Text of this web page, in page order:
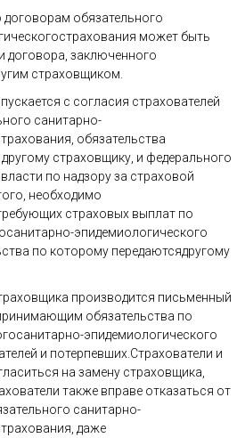
обязательного
может быть
договора, заключенного
страховщиком.
с согласия страхователей
санитарно-
обязательства
страховщику, и федерального
по надзору за страховой
необходимо
страховых выплат по
эпидемиологического
по которому передаютсядругому
производится письменный
обязательства по
эпидемиологического
и потерпевших.Страхователи и
на замену страховщика,
также вправе отказаться от
санитарно-
даже